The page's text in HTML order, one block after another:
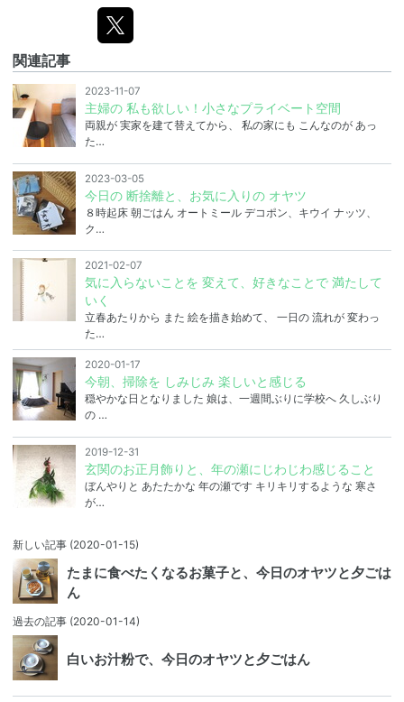
関連記事
2023-11-07
主婦の 私も欲しい！小さなプライベート空間
両親が 実家を建て替えてから、 私の家にも こんなのが あっ
た…
2023-03-05
今日の 断捨離と、お気に入りの オヤツ
８時起床 朝ごはん オートミール デコポン、キウイ ナッツ、
ク…
2021-02-07
気に入らないことを 変えて、好きなことで 満たして
いく
立春あたりから また 絵を描き始めて、 一日の 流れが 変わっ
た…
2020-01-17
今朝、掃除を しみじみ 楽しいと感じる
穏やかな日となりました 娘は、一週間ぶりに学校へ 久しぶり
の …
2019-12-31
玄関のお正月飾りと、年の瀬にじわじわ感じること
ぼんやりと あたたかな 年の瀬です キリキリするような 寒さ
が…
新しい記事 (2020-01-15)
たまに食べたくなるお菓子と、今日のオヤツと夕ごは
ん
過去の記事 (2020-01-14)
白いお汁粉で、今日のオヤツと夕ごはん